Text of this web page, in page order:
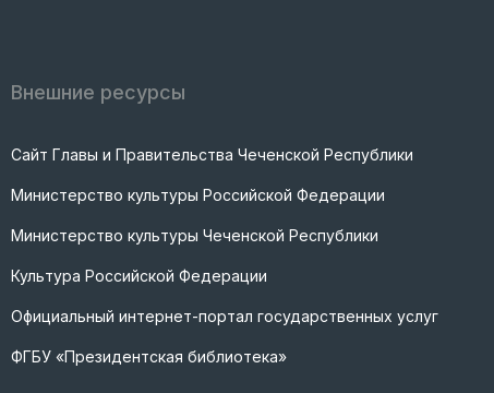
Внешние ресурсы
Сайт Главы и Правительства Чеченской Республики
Министерство культуры Российской Федерации
Министерство культуры Чеченской Республики
Культура Российской Федерации
Официальный интернет-портал государственных услуг
ФГБУ «Президентская библиотека»